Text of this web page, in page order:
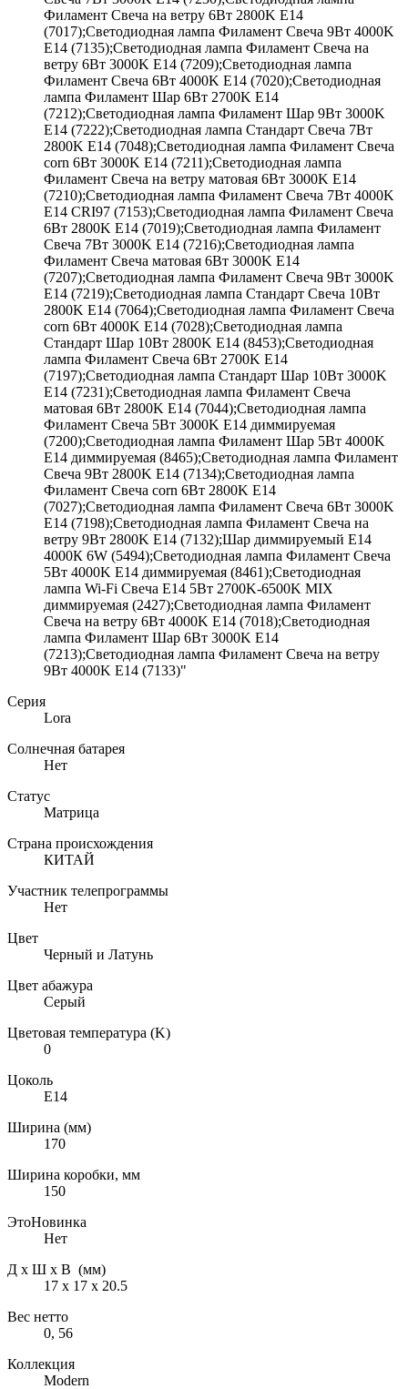
Филамент Свеча на ветру 6Вт 2800K E14
(7017);Светодиодная лампа Филамент Свеча 9Вт 4000K
E14 (7135);Светодиодная лампа Филамент Свеча на
ветру 6Вт 3000K E14 (7209);Светодиодная лампа
Филамент Свеча 6Вт 4000K E14 (7020);Светодиодная
лампа Филамент Шар 6Вт 2700K E14
(7212);Светодиодная лампа Филамент Шар 9Вт 3000K
E14 (7222);Светодиодная лампа Стандарт Свеча 7Вт
2800K E14 (7048);Светодиодная лампа Филамент Свеча
corn 6Вт 3000K E14 (7211);Светодиодная лампа
Филамент Свеча на ветру матовая 6Вт 3000K E14
(7210);Светодиодная лампа Филамент Свеча 7Вт 4000K
E14 CRI97 (7153);Светодиодная лампа Филамент Свеча
6Вт 2800K E14 (7019);Светодиодная лампа Филамент
Свеча 7Вт 3000K E14 (7216);Светодиодная лампа
Филамент Свеча матовая 6Вт 3000K E14
(7207);Светодиодная лампа Филамент Свеча 9Вт 3000K
E14 (7219);Светодиодная лампа Стандарт Свеча 10Вт
2800K E14 (7064);Светодиодная лампа Филамент Свеча
corn 6Вт 4000K E14 (7028);Светодиодная лампа
Стандарт Шар 10Вт 2800K E14 (8453);Светодиодная
лампа Филамент Свеча 6Вт 2700K E14
(7197);Светодиодная лампа Стандарт Шар 10Вт 3000K
E14 (7231);Светодиодная лампа Филамент Свеча
матовая 6Вт 2800K E14 (7044);Светодиодная лампа
Филамент Свеча 5Вт 3000K E14 диммируемая
(7200);Светодиодная лампа Филамент Шар 5Вт 4000K
E14 диммируемая (8465);Светодиодная лампа Филамент
Свеча 9Вт 2800K E14 (7134);Светодиодная лампа
Филамент Свеча corn 6Вт 2800K E14
(7027);Светодиодная лампа Филамент Свеча 6Вт 3000K
E14 (7198);Светодиодная лампа Филамент Свеча на
ветру 9Вт 2800K E14 (7132);Шар диммируемый Е14
4000К 6W (5494);Светодиодная лампа Филамент Свеча
5Вт 4000K E14 диммируемая (8461);Светодиодная
лампа Wi-Fi Свеча E14 5Вт 2700K-6500K MIX
диммируемая (2427);Светодиодная лампа Филамент
Свеча на ветру 6Вт 4000K E14 (7018);Светодиодная
лампа Филамент Шар 6Вт 3000K E14
(7213);Светодиодная лампа Филамент Свеча на ветру
9Вт 4000K E14 (7133)"
Серия
Lora
Солнечная батарея
Нет
Статус
Матрица
Страна происхождения
КИТАЙ
Участник телепрограммы
Нет
Цвет
Черный и Латунь
Цвет абажура
Серый
Цветовая температура (K)
0
Цоколь
E14
Ширина (мм)
170
Ширина коробки, мм
150
ЭтоНовинка
Нет
Д х Ш х В (мм)
17 х 17 х 20.5
Вес нетто
0, 56
Коллекция
Modern